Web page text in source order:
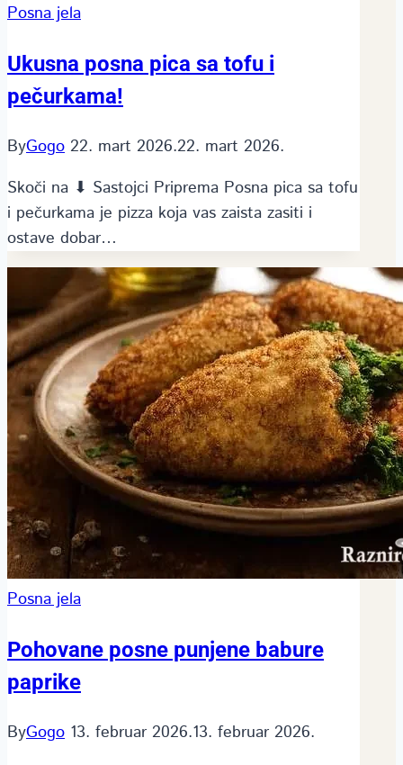
Posna jela
Ukusna posna pica sa tofu i
pečurkama!
ByGogo 22. mart 2026.22. mart 2026.
Skoči na ⬇ Sastojci Priprema Posna pica sa tofu
i pečurkama je pizza koja vas zaista zasiti i
ostave dobar…
Posna jela
Pohovane posne punjene babure
paprike
ByGogo 13. februar 2026.13. februar 2026.